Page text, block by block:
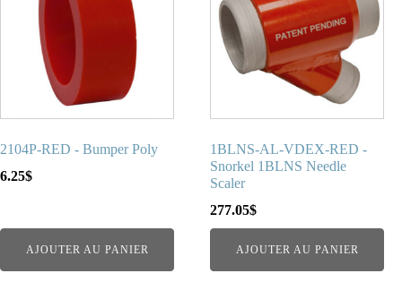
2104P-RED - Bumper Poly
6.25$
AJOUTER AU PANIER
1BLNS-AL-VDEX-RED -
Snorkel 1BLNS Needle
Scaler
277.05$
AJOUTER AU PANIER